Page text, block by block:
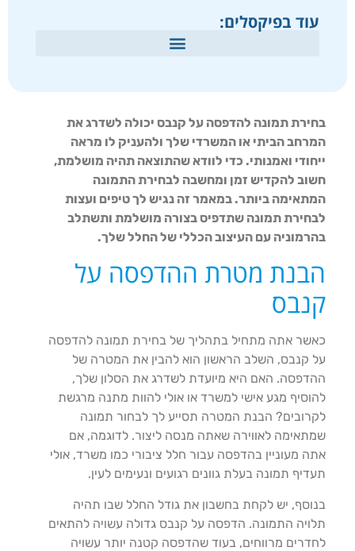
עוד בפיקסלים:
בחירת תמונה להדפסה על קנבס יכולה לשדרג את
המרחב הביתי או המשרדי שלך ולהעניק לו מראה
ייחודי ואמנותי. כדי לוודא שהתוצאה תהיה מושלמת,
חשוב להקדיש זמן ומחשבה לבחירת התמונה
המתאימה ביותר. במאמר זה נגיש לך טיפים ועצות
לבחירת תמונה שתדפיס בצורה מושלמת ותשתלב
בהרמוניה עם העיצוב הכללי של החלל שלך.
הבנת מטרת ההדפסה על
קנבס
כאשר אתה מתחיל בתהליך של בחירת תמונה להדפסה
על קנבס, השלב הראשון הוא להבין את המטרה של
ההדפסה. האם היא מיועדת לשדרג את הסלון שלך,
להוסיף מגע אישי למשרד או אולי להוות מתנה מרגשת
לקרובים? הבנת המטרה תסייע לך לבחור תמונה
שמתאימה לאווירה שאתה מנסה ליצור. לדוגמה, אם
אתה מעוניין בהדפסה עבור חלל ציבורי כמו משרד, אולי
תעדיף תמונה בעלת גוונים רגועים ונעימים לעין.
בנוסף, יש לקחת בחשבון את גודל החלל שבו תהיה
תלויה התמונה. הדפסה על קנבס גדולה עשויה להתאים
לחדרים מרווחים, בעוד שהדפסה קטנה יותר עשויה